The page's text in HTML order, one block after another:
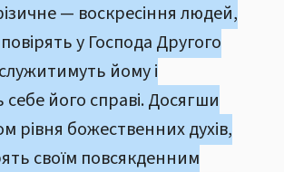
— воскресіння людей,
у Господа Другого
йому і
себе його справі. Досягши
рівня божественних духів,
своїм повсякденним